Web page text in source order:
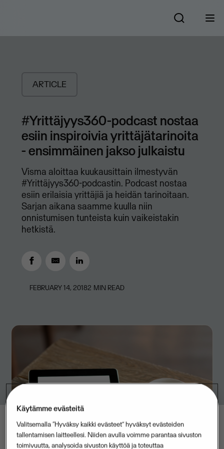
ARTICLE
#Yrittäjyys360-podcast nostaa
esiin inspiroivia yrittäjätarinoita
- ensimmäinen jakso julkaistu
Visma aloittaa kuukausittain ilmestyvän
#Yrittäjyys360-podcastin. Podcast nostaa
esiin erilaisia yrittäjiä ja heidän tarinoitaan.
Sarjan aikana saamme kuulla niin
onnistumisen tunteista kuin vaikeistakin
hetkistä.
FEBRUARY 14, 20182 MIN READ
Käytämme evästeitä
Valitsemalla “Hyväksy kaikki evästeet” hyväksyt evästeiden
tallentamisen laitteellesi. Niiden avulla voimme parantaa sivuston
toimivuutta, analysoida sivuston käyttöä ja toteuttaa